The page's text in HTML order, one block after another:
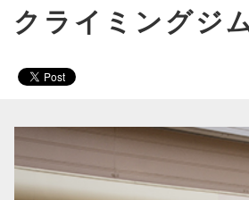
クライミングジ